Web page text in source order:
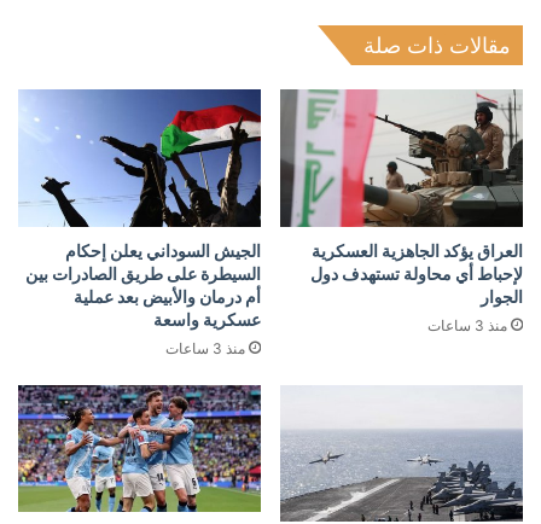
مقالات ذات صلة
العراق يؤكد الجاهزية العسكرية
لإحباط أي محاولة تستهدف دول
الجوار
منذ 3 ساعات
الجيش السوداني يعلن إحكام
السيطرة على طريق الصادرات بين
أم درمان والأبيض بعد عملية
عسكرية واسعة
منذ 3 ساعات